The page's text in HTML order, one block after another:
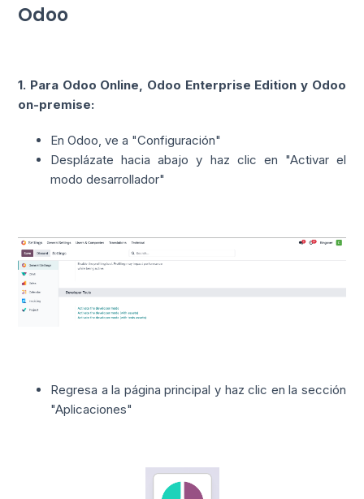
Odoo
1. Para Odoo Online, Odoo Enterprise Edition y Odoo
on-premise:
En Odoo, ve a "Configuración"
Desplázate hacia abajo y haz clic en "Activar el
modo desarrollador"
Regresa a la página principal y haz clic en la sección
"Aplicaciones"